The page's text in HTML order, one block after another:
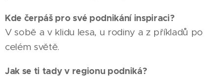
Kde čerpáš pro své podnikání inspiraci?
V sobě a v klidu lesa, u rodiny a z příkladů po
celém světě.
Jak se ti tady v regionu podniká?